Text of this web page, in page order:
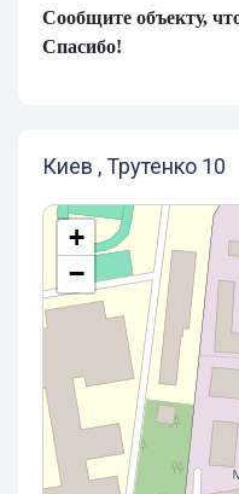
Сообщите объекту,
Спасибо!
Киев , Трутенко 10
+
−